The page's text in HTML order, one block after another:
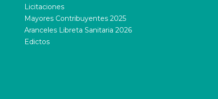
Licitaciones
Mayores Contribuyentes 2025
Aranceles Libreta Sanitaria 2026
Edictos